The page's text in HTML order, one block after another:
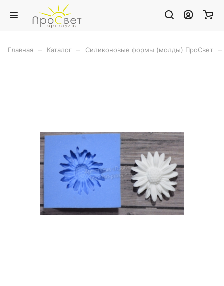
Главная Каталог Силиконовые формы (молды) ПроСвет